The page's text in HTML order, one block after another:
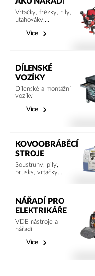
AKU NÁŘADÍ
Vrtačky, frézky, pily,
utahováky,...
Více
DÍLENSKÉ
VOZÍKY
Dílenské a montážní
vozíky
Více
KOVOOBRÁBĚCÍ
STROJE
Soustruhy, pily,
brusky, vrtačky...
NÁŘADÍ PRO
ELEKTRIKÁŘE
VDE nástroje a
nářadí
Více